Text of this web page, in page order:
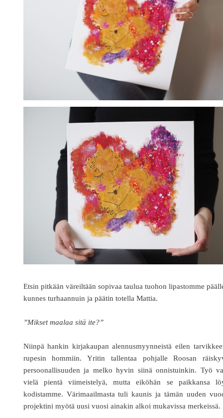
Etsin pitkään väreiltään sopivaa taulua tuohon lipastomme
kunnes turhaannuin ja päätin totella Mattia.
”Mikset maalaa sitä ite?”
Niinpä hankin kirjakaupan alennusmyynneistä eilen
rupesin hommiin. Yritin tallentaa pohjalle Roosan
persoonallisuuden ja melko hyvin siinä onnistuinkin. Työ
vielä pientä viimeistelyä, mutta eiköhän se paikkansa
kodistamme. Värimaailmasta tuli kaunis ja tämän uuden
projektini myötä uusi vuosi ainakin alkoi mukavissa merkeissä.